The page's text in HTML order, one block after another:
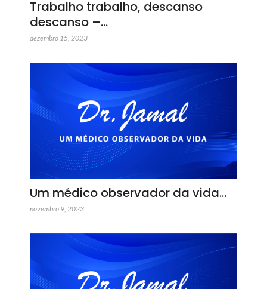
Trabalho trabalho, descanso
descanso –…
dezembro 15, 2023
Um médico observador da vida…
novembro 9, 2023